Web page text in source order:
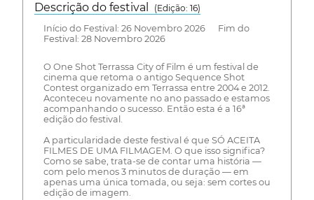
Descrição do festival
(Edição: 16)
Início do Festival: 26 Novembro 2026 Fim do
Festival: 28 Novembro 2026
O One Shot Terrassa City of Film é um festival de
cinema que retoma o antigo Sequence Shot
Contest organizado em Terrassa entre 2004 e 2012.
Aconteceu novamente no ano passado e estamos
acompanhando o sucesso. Então esta é a 16ª
edição do festival.
A particularidade deste festival é que SÓ ACEITA
FILMES DE UMA FILMAGEM. O que isso significa?
Como se sabe, trata-se de contar uma história —
com pelo menos 3 minutos de duração — em
apenas uma única tomada, ou seja: sem cortes ou
edição de imagem.